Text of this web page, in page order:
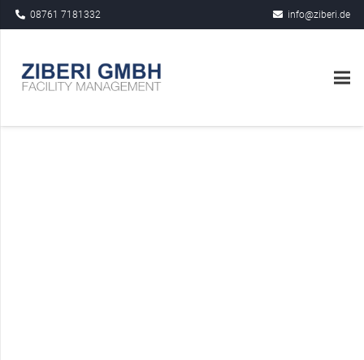
08761 7181332 info@ziberi.de